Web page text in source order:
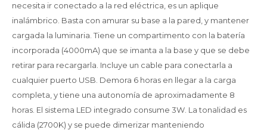
necesita ir conectado a la red eléctrica, es un aplique
inalámbrico. Basta con amurar su base a la pared, y mantener
cargada la luminaria. Tiene un compartimento con la batería
incorporada (4000mA) que se imanta a la base y que se debe
retirar para recargarla. Incluye un cable para conectarla a
cualquier puerto USB. Demora 6 horas en llegar a la carga
completa, y tiene una autonomía de aproximadamente 8
horas. El sistema LED integrado consume 3W. La tonalidad es
cálida (2700K) y se puede dimerizar manteniendo